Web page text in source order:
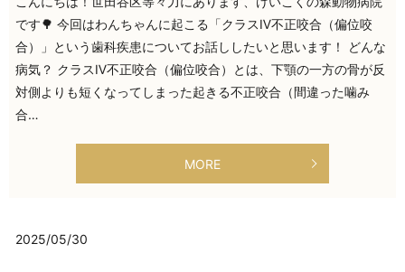
です🌳 今回はわんちゃんに起こる「クラスⅣ不正咬合（偏位咬
合）」という歯科疾患についてお話ししたいと思います！ どんな
病気？ クラスⅣ不正咬合（偏位咬合）とは、下顎の一方の骨が反
対側よりも短くなってしまった起きる不正咬合（間違った噛み
合…
MORE
2025/05/30